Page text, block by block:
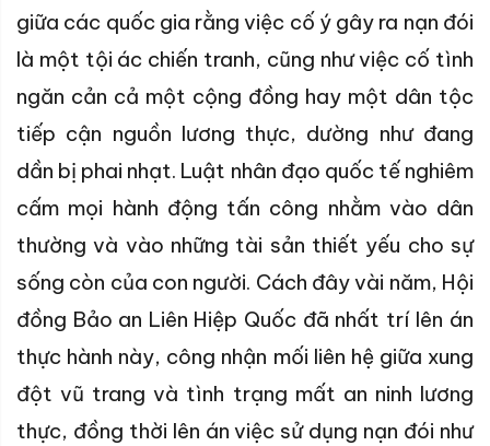
giữa các quốc gia rằng việc cố ý gây ra nạn đói
là một tội ác chiến tranh, cũng như việc cố tình
ngăn cản cả một cộng đồng hay một dân tộc
tiếp cận nguồn lương thực, dường như đang
dần bị phai nhạt. Luật nhân đạo quốc tế nghiêm
cấm mọi hành động tấn công nhằm vào dân
thường và vào những tài sản thiết yếu cho sự
sống còn của con người. Cách đây vài năm, Hội
đồng Bảo an Liên Hiệp Quốc đã nhất trí lên án
thực hành này, công nhận mối liên hệ giữa xung
đột vũ trang và tình trạng mất an ninh lương
thực, đồng thời lên án việc sử dụng nạn đói như